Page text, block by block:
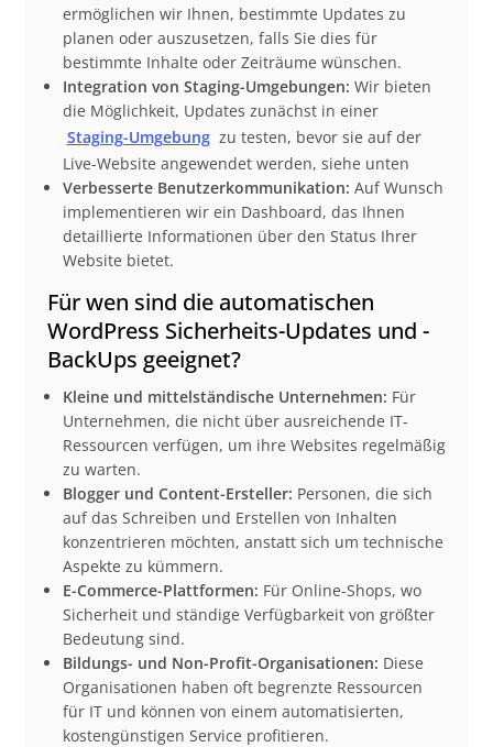
ermöglichen wir Ihnen, bestimmte Updates zu
planen oder auszusetzen, falls Sie dies für
bestimmte Inhalte oder Zeiträume wünschen.
Integration von Staging-Umgebungen: Wir bieten
die Möglichkeit, Updates zunächst in einer
Staging-Umgebung zu testen, bevor sie auf der
Live-Website angewendet werden, siehe unten
Verbesserte Benutzerkommunikation: Auf Wunsch
implementieren wir ein Dashboard, das Ihnen
detaillierte Informationen über den Status Ihrer
Website bietet.
Für wen sind die automatischen
WordPress Sicherheits-Updates und -
BackUps geeignet?
Kleine und mittelständische Unternehmen: Für
Unternehmen, die nicht über ausreichende IT-
Ressourcen verfügen, um ihre Websites regelmäßig
zu warten.
Blogger und Content-Ersteller: Personen, die sich
auf das Schreiben und Erstellen von Inhalten
konzentrieren möchten, anstatt sich um technische
Aspekte zu kümmern.
E-Commerce-Plattformen: Für Online-Shops, wo
Sicherheit und ständige Verfügbarkeit von größter
Bedeutung sind.
Bildungs- und Non-Profit-Organisationen: Diese
Organisationen haben oft begrenzte Ressourcen
für IT und können von einem automatisierten,
kostengünstigen Service profitieren.